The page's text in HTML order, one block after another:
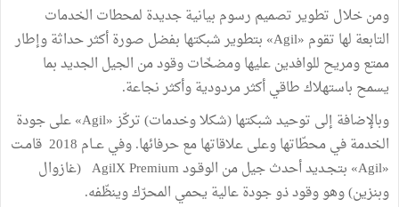
ومن خلال تطوير تصميم رسوم بيانية جديدة لمحطات الخدمات
التابعة لها تقوم «Agil» بتطوير شبكتها بفضل صورة أكثر حداثة وإطار
ممتع ومريح للوافدين عليها ومضخّات وقود من الجيل الجديد بما
يسمح باستهلاك طاقي أكثر مردودية وأكثر نجاعة.
وبالإضافة إلى توحيد شبكتها (شكلا وخدمات) تركّز «Agil» على جودة
الخدمة في محطّاتها وعلى علاقاتها مع حرفائها. وفي عــام 2018 قامـت
«Agil» بتجـديد أحدث جيل من الوقـود AgilX Premium (غازوال
وبنزين) وهو وقود ذو جودة عالية يحمي المحرّك وينظّفه.